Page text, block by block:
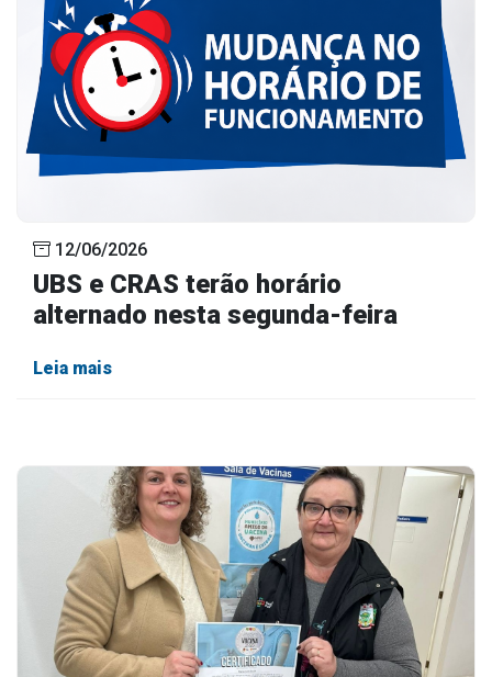
12/06/2026
UBS e CRAS terão horário
alternado nesta segunda-feira
Leia mais